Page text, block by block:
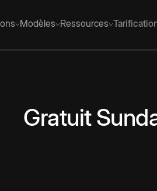
Modèles Ressources
Gratuit